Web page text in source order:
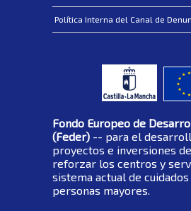
Política Interna del Canal de
Fondo Europeo de
(Feder) -- para el
proyectos e inversiones
reforzar los centros y
sistema actual de
personas mayores.